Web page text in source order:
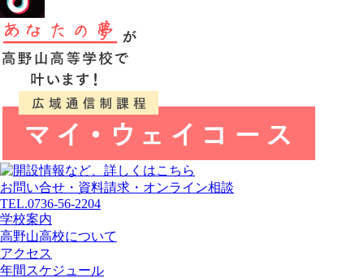
お問い合せ・資料請求・オンライン相談
TEL.0736-56-2204
学校案内
高野山高校について
アクセス
年間スケジュール